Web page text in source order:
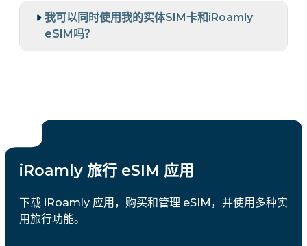
我可以同时使用我的实体SIM卡和iRoamly
eSIM吗？
iRoamly 旅行 eSIM 应用
下载 iRoamly 应用，购买和管理 eSIM，并使用多种实
用旅行功能。